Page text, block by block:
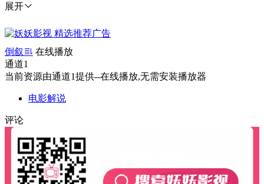
展开
倒叙
在线播放
通道1
当前资源由通道1提供--在线播放,无需安装播放器
电影解说
评论